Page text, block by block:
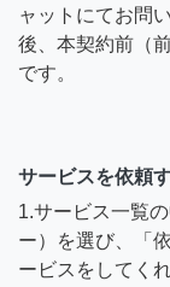
ャットにてお問
後、本契約前（
です。
サービスを依頼
1.サービス一覧
ー）を選び、「
ービスをしてく